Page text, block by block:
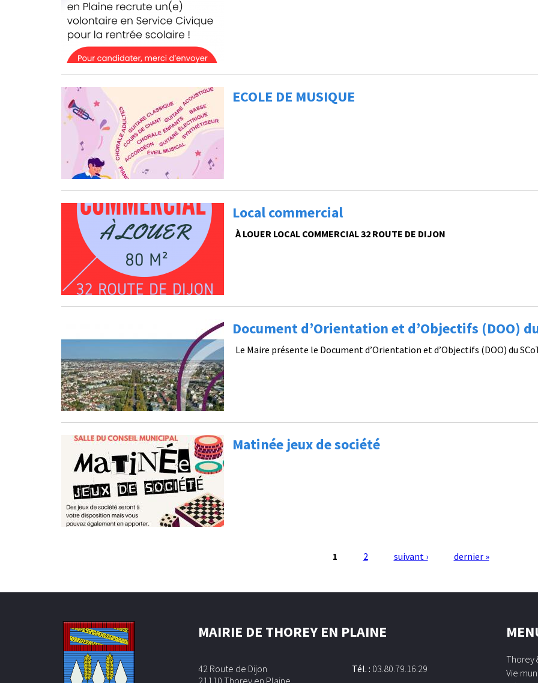
ECOLE DE MUSIQUE
Local commercial
À LOUER LOCAL COMMERCIAL 32 ROUTE DE DIJON
Document d’Orientation et d’Objectifs (DOO)
Le Maire présente le Document d’Orientation et d’Objectifs (DOO) du
Matinée jeux de société
1 2 suivant › dernier »
MAIRIE DE THOREY EN PLAINE
42 Route de Dijon
21110 Thorey en Plaine
Tél. : 03.80.79.16.29
Thorey
Vie